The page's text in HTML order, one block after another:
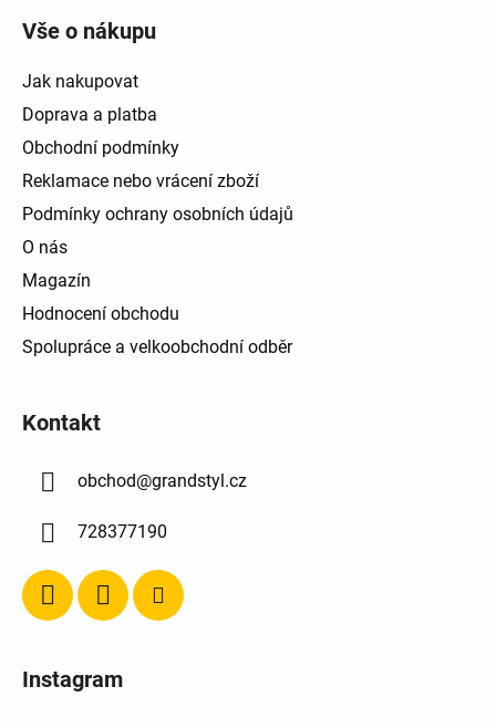
Vše o nákupu
Jak nakupovat
Doprava a platba
Obchodní podmínky
Reklamace nebo vrácení zboží
Podmínky ochrany osobních údajů
O nás
Magazín
Hodnocení obchodu
Spolupráce a velkoobchodní odběr
Kontakt
obchod@grandstyl.cz
728377190
Instagram